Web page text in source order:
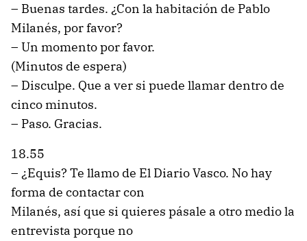
– Buenas tardes. ¿Con la habitación de Pablo
Milanés, por favor?
– Un momento por favor.
(Minutos de espera)
– Disculpe. Que a ver si puede llamar dentro de
cinco minutos.
– Paso. Gracias.
18.55
– ¿Equis? Te llamo de El Diario Vasco. No hay
forma de contactar con
Milanés, así que si quieres pásale a otro medio la
entrevista porque no